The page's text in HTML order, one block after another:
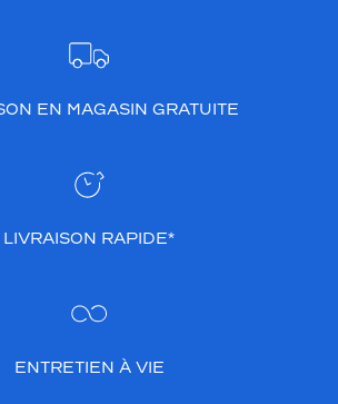
EN MAGASIN GRATUITE
LIVRAISON RAPIDE*
ENTRETIEN À VIE